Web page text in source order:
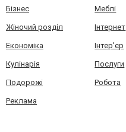
Бізнес Меблі
Жіночий розділ Інтернет
Економіка Інтер'єр
Кулінарія Послуги
Подорожі Робота
Реклама